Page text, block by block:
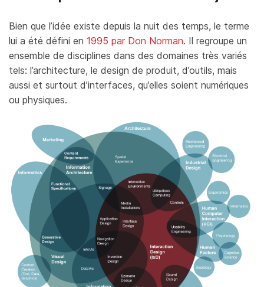
Bien que l’idée existe depuis la nuit des temps, le terme
lui a été défini en 1995 par Don Norman. Il regroupe un
ensemble de disciplines dans des domaines très variés
tels: l’architecture, le design de produit, d’outils, mais
aussi et surtout d’interfaces, qu’elles soient numériques
ou physiques.